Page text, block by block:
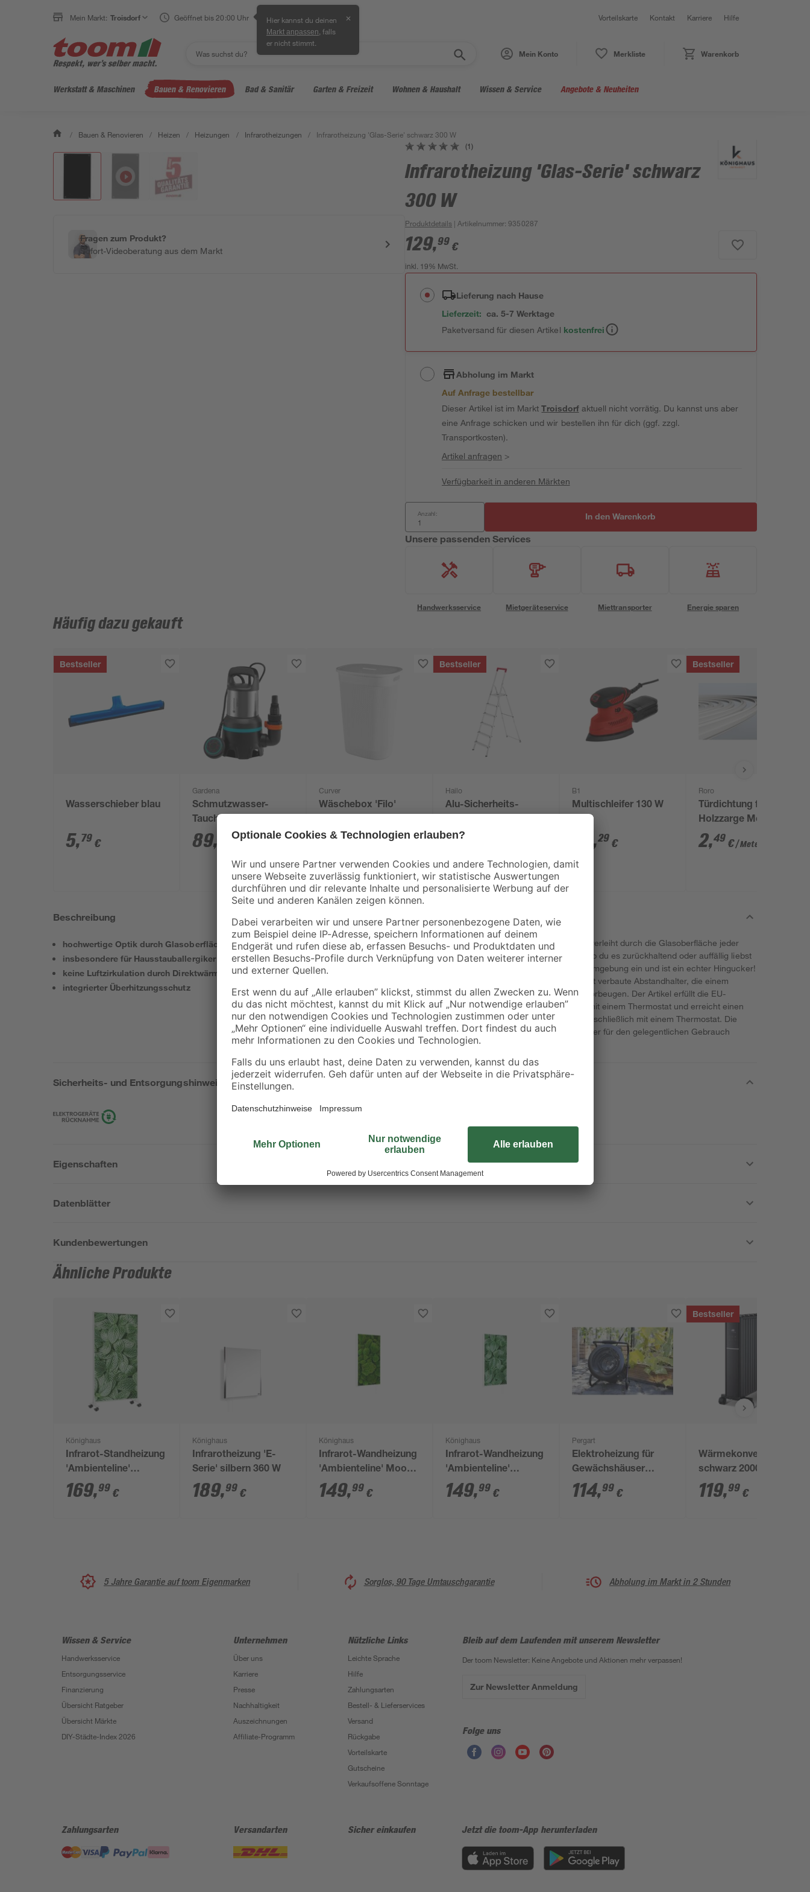
Mein Markt: Troisdorf Geöffnet bis 20:00 Uhr Hier kannst du deinen
Markt anpassen , falls
er nicht stimmt.
✕ Vorteilskarte Kontakt Karriere Hilfe
Mein Konto Merkliste Warenkorb
Werkstatt & Maschinen Bauen & Renovieren Bad & Sanitär Garten & Freizeit Wohnen & Haushalt Wissen & Service Angebote & Neuheiten
/ Bauen & Renovieren / Heizen / Heizungen / Infrarotheizungen / Infrarotheizung 'Glas-Serie' schwarz 300 W
Fragen zum Produkt?
Sofort-Videoberatung aus dem Markt
(1)
Infrarotheizung 'Glas-Serie' schwarz
300 W
Produktdetails | Artikelnummer:9350287
129,99 €
inkl. 19% MwSt.
Lieferung nach Hause
Lieferzeit: ca. 5-7 Werktage
Paketversand für diesen Artikel kostenfrei
Abholung im Markt
Auf Anfrage bestellbar
Dieser Artikel ist im MarktTroisdorfaktuell nicht vorrätig. Du kannst uns aber
eine Anfrage schicken und wir bestellen ihn für dich (ggf. zzgl.
Transportkosten).
Artikel anfragen >
Verfügbarkeit in anderen Märkten
Anzahl: In den Warenkorb
Unsere passenden Services
Handwerksservice Mietgeräteservice Miettransporter Energie sparen
Häufig dazu gekauft
Bestseller
Wasserschieber blau
5,79 €
Gardena
Schmutzwasser-
Tauchpumpe '16000'
450 W 16000 l/h
89,
Curver
Wäschebox 'Filo'
14, 99
Bestseller
Hailo
Alu-Sicherheits-
BasicLine' 6-stufig
74
B1
Multischleifer 130 W
,29 €
Bestseller
Roro
Türdichtung für
Holzzarge Meterware
weiß
2,49 €/ Meter
Beschreibung
hochwertige Optik durch Glasoberfläche
insbesondere für Hausstauballergiker und Rheumapatienten geeignet
keine Luftzirkulation durch Direktwärme
integrierter Überhitzungsschutz
Die Infrarotheizung 'Glas-Serie' von Könighaus verleiht durch die Glasoberfläche jeder
Räumlichkeit eine extra Portion Eleganz. Egal, ob du es zurückhaltend oder auffällig liebst
– die Hochglanzoptik fügt sich perfekt in deine Umgebung ein und ist ein echter Hingucker!
Auf der Rückseite des Paneels befinden sich fest verbaute Abstandhalter, die einem
Hitzestau zwischen Infrarotheizung und Wand vorbeugen. Der Artikel erfüllt die EU-
Verordnung 2015/1188 Art. 3 II in Kombination mit einem Thermostat und erreicht einen
Wirkungsgrad von 98 %. Benutze das Gerät ausschließlich mit einem Thermostat. Die
Infrarotheizung ist nur für gut isolierte Räume oder für den gelegentlichen Gebrauch
geeignet.
Sicherheits- und Entsorgungshinweise
Eigenschaften
Datenblätter
Kundenbewertungen
Ähnliche Produkte
Könighaus
Infrarot-Standheizung
'Ambienteline'
Blätterwald 800 W 60
x 100 cm
169,99 €
Könighaus
Infrarotheizung 'E-
Serie' silbern 360 W
189,99 €
Könighaus
Infrarot-Wandheizung
'Ambienteline' Moos
800 W 60 x 100 cm
149,99 €
Könighaus
Infrarot-Wandheizung
'Ambienteline'
Blätterwald 800 W 60
x 100 cm
149,99 €
Pergart
Elektroheizung für
Gewächshäuser
'Antares' rund 3 kW
114,99 €
Bestseller
Wärmekonvektor
schwarz 2000 W
119,99 €
5 Jahre Garantie auf toom Eigenmarken Sorglos, 90 Tage Umtauschgarantie Abholung im Markt in 2 Stunden
Wissen & Service
Handwerksservice
Entsorgungsservice
Finanzierung
Übersicht Ratgeber
Übersicht Märkte
DIY-Städte-Index 2026
Unternehmen
Über uns
Karriere
Presse
Nachhaltigkeit
Auszeichnungen
Affiliate-Programm
Nützliche Links
Leichte Sprache
Hilfe
Zahlungsarten
Bestell- & Lieferservices
Versand
Rückgabe
Vorteilskarte
Gutscheine
Verkaufsoffene Sonntage
Bleib auf dem Laufenden mit unserem Newsletter
Der toom Newsletter: Keine Angebote und Aktionen mehr verpassen!
Zur Newsletter Anmeldung
Folge uns
Zahlungsarten Versandarten Sicher einkaufen Jetzt die toom-App herunterladen